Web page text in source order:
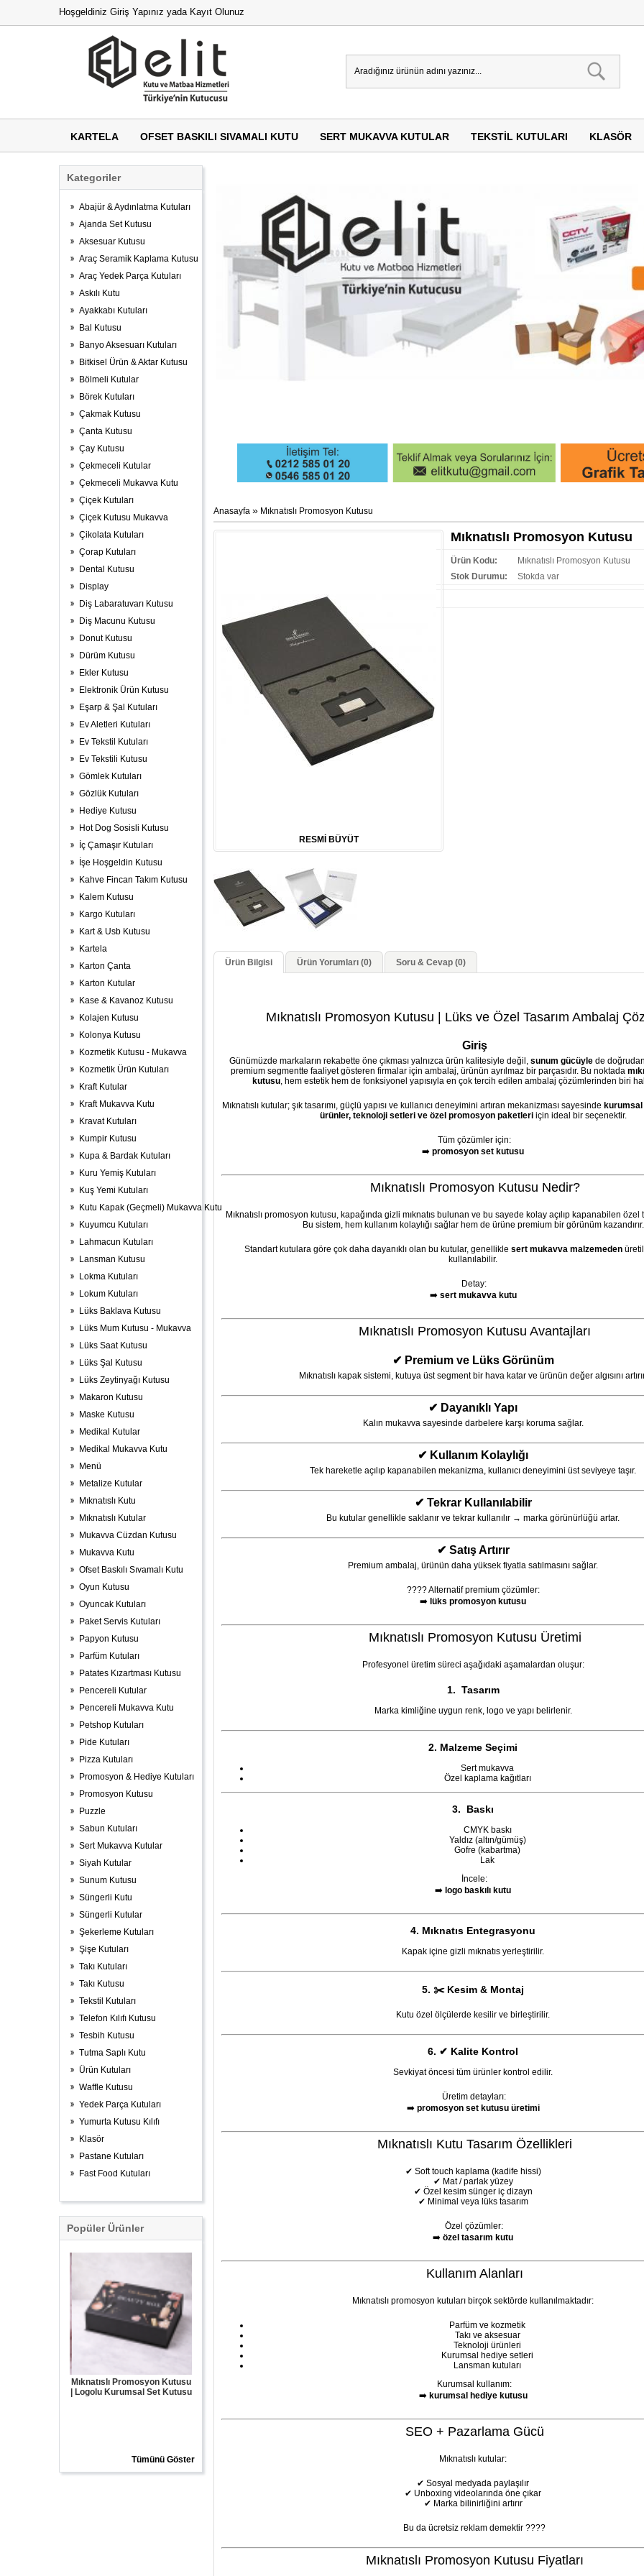
Hoşgeldiniz Giriş Yapınız yada Kayıt Olunuz
KARTELA OFSET BASKILI SIVAMALI KUTU SERT MUKAVVA KUTULAR TEKSTIL KUTULARI KLASÖR
Kategoriler
Abajür & Aydınlatma Kutuları
Ajanda Set Kutusu
Aksesuar Kutusu
Araç Seramik Kaplama Kutusu
Araç Yedek Parça Kutuları
Askılı Kutu
Ayakkabı Kutuları
Bal Kutusu
Banyo Aksesuarı Kutuları
Bitkisel Ürün & Aktar Kutusu
Bölmeli Kutular
Börek Kutuları
Çakmak Kutusu
Çanta Kutusu
Çay Kutusu
Çekmeceli Kutular
Çekmeceli Mukavva Kutu
Çiçek Kutuları
Çiçek Kutusu Mukavva
Çikolata Kutuları
Çorap Kutuları
Dental Kutusu
Display
Diş Labaratuvarı Kutusu
Diş Macunu Kutusu
Donut Kutusu
Dürüm Kutusu
Ekler Kutusu
Elektronik Ürün Kutusu
Eşarp & Şal Kutuları
Ev Aletleri Kutuları
Ev Tekstil Kutuları
Ev Tekstili Kutusu
Gömlek Kutuları
Gözlük Kutuları
Hediye Kutusu
Hot Dog Sosisli Kutusu
İç Çamaşır Kutuları
İşe Hoşgeldin Kutusu
Kahve Fincan Takım Kutusu
Kalem Kutusu
Kargo Kutuları
Kart & Usb Kutusu
Kartela
Karton Çanta
Karton Kutular
Kase & Kavanoz Kutusu
Kolajen Kutusu
Kolonya Kutusu
Kozmetik Kutusu - Mukavva
Kozmetik Ürün Kutuları
Kraft Kutular
Kraft Mukavva Kutu
Kravat Kutuları
Kumpir Kutusu
Kupa & Bardak Kutuları
Kuru Yemiş Kutuları
Kuş Yemi Kutuları
Kutu Kapak (Geçmeli) Mukavva Kutu
Kuyumcu Kutuları
Lahmacun Kutuları
Lansman Kutusu
Lokma Kutuları
Lokum Kutuları
Lüks Baklava Kutusu
Lüks Mum Kutusu - Mukavva
Lüks Saat Kutusu
Lüks Şal Kutusu
Lüks Zeytinyağı Kutusu
Makaron Kutusu
Maske Kutusu
Medikal Kutular
Medikal Mukavva Kutu
Menü
Metalize Kutular
Mıknatıslı Kutu
Mıknatıslı Kutular
Mukavva Cüzdan Kutusu
Mukavva Kutu
Ofset Baskılı Sıvamalı Kutu
Oyun Kutusu
Oyuncak Kutuları
Paket Servis Kutuları
Papyon Kutusu
Parfüm Kutuları
Patates Kızartması Kutusu
Pencereli Kutular
Pencereli Mukavva Kutu
Petshop Kutuları
Pide Kutuları
Pizza Kutuları
Promosyon & Hediye Kutuları
Promosyon Kutusu
Puzzle
Sabun Kutuları
Sert Mukavva Kutular
Siyah Kutular
Sunum Kutusu
Süngerli Kutu
Süngerli Kutular
Şekerleme Kutuları
Şişe Kutuları
Takı Kutuları
Takı Kutusu
Tekstil Kutuları
Telefon Kılıfı Kutusu
Tesbih Kutusu
Tutma Saplı Kutu
Ürün Kutuları
Waffle Kutusu
Yedek Parça Kutuları
Yumurta Kutusu Kılıfı
Klasör
Pastane Kutuları
Fast Food Kutuları
Popüler Ürünler
Mıknatıs Kapaklı Kutu
Özel Baskılı Mıknatıslı Kutu |
Logolu Kutu Üretimi
Tümünü Göster
Anasayfa » Mıknatıslı Promosyon Kutusu
RESMİ BÜYÜT
Mıknatıslı Promosyon Kutusu
Ürün Kodu:
Mıknatıslı Promosyon Kutusu
Stok Durumu:
Stokda var
Ürün Bilgisi Ürün Yorumları (0) Soru & Cevap (0)
Mıknatıslı Promosyon Kutusu | Lüks ve Özel Tasarım Ambalaj
Giriş
Günümüzde markaların rekabette öne çıkması yalnızca ürün kalitesiyle değil, sunum gücüyle de
premium segmentte faaliyet gösteren firmalar için ambalaj, ürünün ayrılmaz bir parçasıdır. Bu noktada
kutusu, hem estetik hem de fonksiyonel yapısıyla en çok tercih edilen ambalaj çözümlerinden biri
Mıknatıslı kutular; şık tasarımı, güçlü yapısı ve kullanıcı deneyimini artıran mekanizması sayesinde
ürünler, teknoloji setleri ve özel promosyon paketleriiçin ideal bir seçenektir.
Tüm çözümler için:
➡️ promosyon set kutusu
Mıknatıslı Promosyon Kutusu Nedir?
Mıknatıslı promosyon kutusu, kapağında gizli mıknatıs bulunan ve bu sayede kolay açılıp kapanabilen özel
Bu sistem, hem kullanım kolaylığı sağlar hem de ürüne premium bir görünüm kazandırır.
Standart kutulara göre çok daha dayanıklı olan bu kutular, genellikle sert mukavva malzemeden
kullanılabilir.
Detay:
➡️ sert mukavva kutu
Mıknatıslı Promosyon Kutusu Avantajları
✔ Premium ve Lüks Görünüm
Mıknatıslı kapak sistemi, kutuya üst segment bir hava katar ve ürünün değer algısını
✔ Dayanıklı Yapı
Kalın mukavva sayesinde darbelere karşı koruma sağlar.
✔ Kullanım Kolaylığı
Tek hareketle açılıp kapanabilen mekanizma, kullanıcı deneyimini üst seviyeye taşır.
✔ Tekrar Kullanılabilir
Bu kutular genellikle saklanır ve tekrar kullanılır → marka görünürlüğü artar.
✔ Satış Artırır
Premium ambalaj, ürünün daha yüksek fiyatla satılmasını sağlar.
???? Alternatif premium çözümler:
➡️ lüks promosyon kutusu
Mıknatıslı Promosyon Kutusu Üretimi
Profesyonel üretim süreci aşağıdaki aşamalardan oluşur:
1. Tasarım
Marka kimliğine uygun renk, logo ve yapı belirlenir.
2. Malzeme Seçimi
Sert mukavva
Özel kaplama kağıtları
3. Baskı
CMYK baskı
Yaldız (altın/gümüş)
Gofre (kabartma)
Lak
İncele:
➡️ logo baskılı kutu
4. Mıknatıs Entegrasyonu
Kapak içine gizli mıknatıs yerleştirilir.
5. ✂️ Kesim & Montaj
Kutu özel ölçülerde kesilir ve birleştirilir.
6. ✔ Kalite Kontrol
Sevkiyat öncesi tüm ürünler kontrol edilir.
Üretim detayları:
➡️ promosyon set kutusu üretimi
Mıknatıslı Kutu Tasarım Özellikleri
✔ Soft touch kaplama (kadife hissi)
✔ Mat / parlak yüzey
✔ Özel kesim sünger iç dizayn
✔ Minimal veya lüks tasarım
Özel çözümler:
➡️ özel tasarım kutu
Kullanım Alanları
Mıknatıslı promosyon kutuları birçok sektörde kullanılmaktadır:
Parfüm ve kozmetik
Takı ve aksesuar
Teknoloji ürünleri
Kurumsal hediye setleri
Lansman kutuları
Kurumsal kullanım:
➡️ kurumsal hediye kutusu
SEO + Pazarlama Gücü
Mıknatıslı kutular:
✔ Sosyal medyada paylaşılır
✔ Unboxing videolarında öne çıkar
✔ Marka bilinirliğini artırır
Bu da ücretsiz reklam demektir ????
Mıknatıslı Promosyon Kutusu Fiyatları